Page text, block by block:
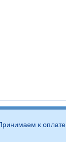
к оплате